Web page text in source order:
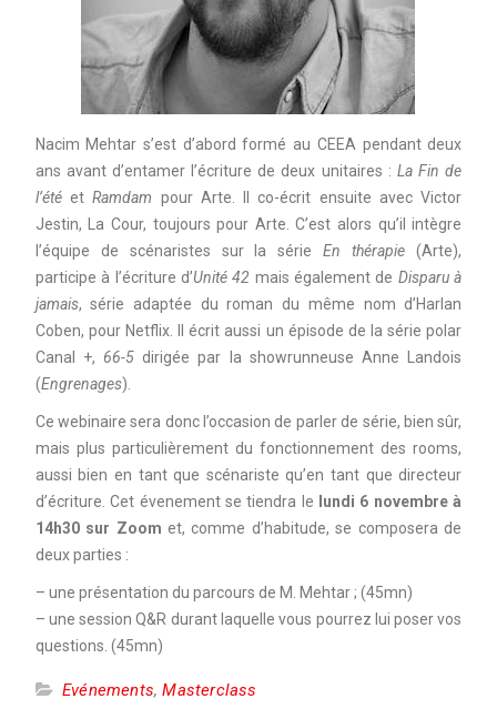
Nacim Mehtar s’est d’abord formé au CEEA pendant deux
ans avant d’entamer l’écriture de deux unitaires : La Fin de
l’étéetRamdam pour Arte. Il co-écrit ensuite avec Victor
Jestin, La Cour, toujours pour Arte. C’est alors qu’il intègre
l’équipe de scénaristes sur la sérieEn thérapie (Arte),
participe à l’écriture d’Unité 42 mais également de Disparu à
jamais, série adaptée du roman du même nom d’Harlan
Coben, pour Netflix. Il écrit aussi un épisode de la série polar
Canal +, 66-5 dirigée par la showrunneuse Anne Landois
(Engrenages).
Ce webinaire sera donc l’occasion de parler de série, bien sûr,
mais plus particulièrement du fonctionnement des rooms,
aussi bien en tant que scénariste qu’en tant que directeur
d’écriture. Cet évenement se tiendra le
lundi 6 novembre à
14h30 sur Zoom et, comme d’habitude, se composera de
deux parties :
– une présentation du parcours de M. Mehtar ; (45mn)
– une session Q&R durant laquelle vous pourrez lui poser vos
questions. (45mn)
Evénements,Masterclass